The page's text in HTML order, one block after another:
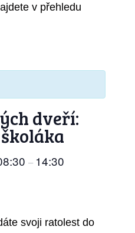
v přehledu
dveří:
– 14:30
svoji ratolest do